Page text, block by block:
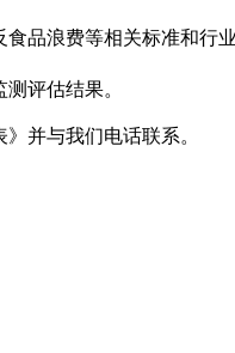
品浪费等相关标准和行
评估结果。
并与我们电话联系。